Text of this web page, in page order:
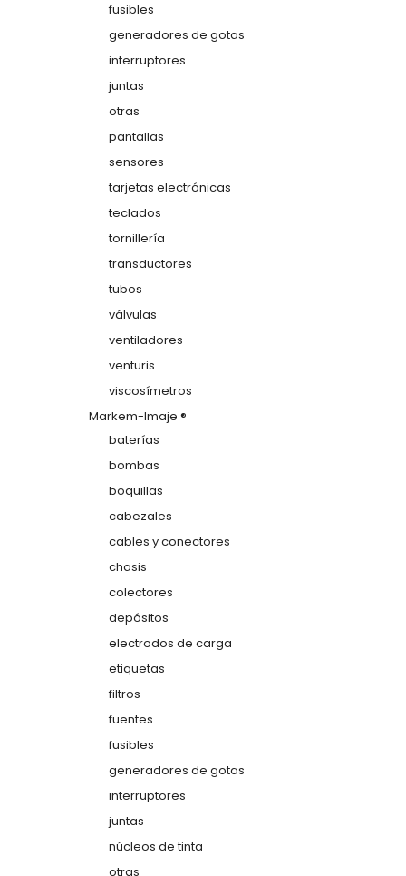
fusibles
generadores de gotas
interruptores
juntas
otras
pantallas
sensores
tarjetas electrónicas
teclados
tornillería
transductores
tubos
válvulas
ventiladores
venturis
viscosímetros
Markem-Imaje ®
baterías
bombas
boquillas
cabezales
cables y conectores
chasis
colectores
depósitos
electrodos de carga
etiquetas
filtros
fuentes
fusibles
generadores de gotas
interruptores
juntas
núcleos de tinta
otras